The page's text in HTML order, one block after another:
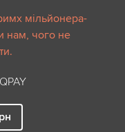
мільйонера-
нам, чого не